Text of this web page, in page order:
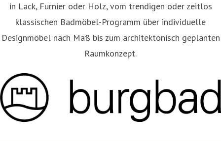
in Lack, Furnier oder Holz, vom trendigen oder zeitlos
klassischen Badmöbel-Programm über individuelle
Designmöbel nach Maß bis zum architektonisch geplanten
Raumkonzept.